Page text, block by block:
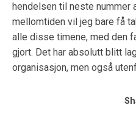
hendelsen til neste nummer
mellomtiden vil jeg bare få
alle disse timene, med den
gjort. Det har absolutt blitt
organisasjon, men også